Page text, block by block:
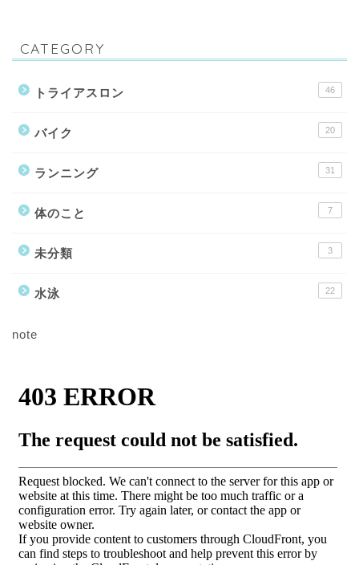
CATEGORY
トライアスロン 46
バイク 20
ランニング 31
体のこと 7
未分類 3
水泳 22
note